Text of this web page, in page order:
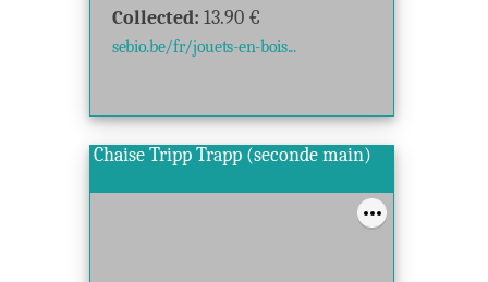
Collected: 13.90 €
sebio.be/fr/jouets-en-bois...
Chaise Tripp Trapp (seconde main)